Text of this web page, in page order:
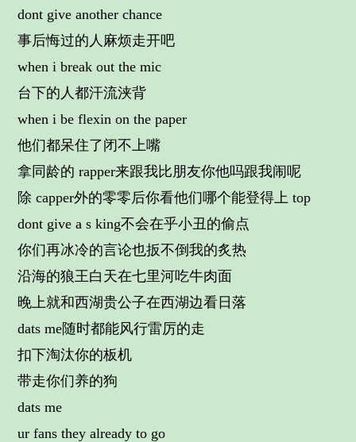
dont give another chance
事后悔过的人麻烦走开吧
when i break out the mic
台下的人都汗流浃背
when i be flexin on the paper
他们都呆住了闭不上嘴
拿同龄的 rapper来跟我比朋友你他吗跟我闹呢
除 capper外的零零后你看他们哪个能登得上 top
dont give a s king不会在乎小丑的偷点
你们再冰冷的言论也扳不倒我的炙热
沿海的狼王白天在七里河吃牛肉面
晚上就和西湖贵公子在西湖边看日落
dats me随时都能风行雷厉的走
扣下淘汰你的板机
带走你们养的狗
dats me
ur fans they already to go